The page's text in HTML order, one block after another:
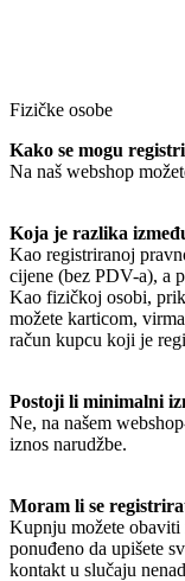
Fizičke osobe
Kako se mogu
Na naš webshop
Koja je razlika
Kao registriranoj
cijene (bez PDV-a), a
Kao fizičkoj osobi,
možete karticom,
račun kupcu koji je
Postoji li minimalni
Ne, na našem
iznos narudžbe.
Moram li se
Kupnju možete obaviti
ponuđeno da upišete
kontakt u slučaju